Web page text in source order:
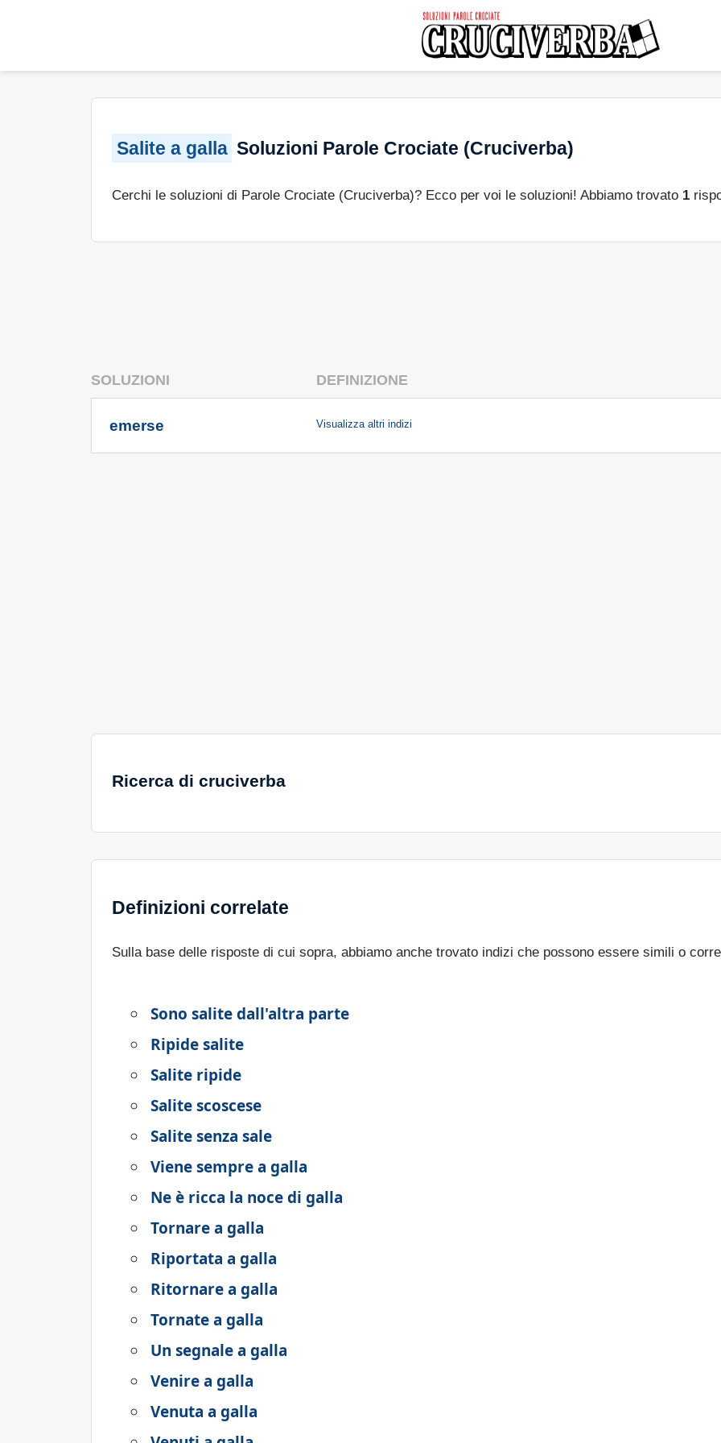
Salite a galla Soluzioni Parole Crociate (Cruciverba)
Cerchi le soluzioni di Parole Crociate (Cruciverba)? Ecco per voi le soluzioni! Abbiamo trovato 1
SOLUZIONI DEFINIZIONE
emerse Visualizza altri indizi
Ricerca di cruciverba
Definizioni correlate
Sulla base delle risposte di cui sopra, abbiamo anche trovato indizi che possono essere simili o
Sono salite dall'altra parte
Ripide salite
Salite ripide
Salite scoscese
Salite senza sale
Viene sempre a galla
Ne è ricca la noce di galla
Tornare a galla
Riportata a galla
Ritornare a galla
Tornate a galla
Un segnale a galla
Venire a galla
Venuta a galla